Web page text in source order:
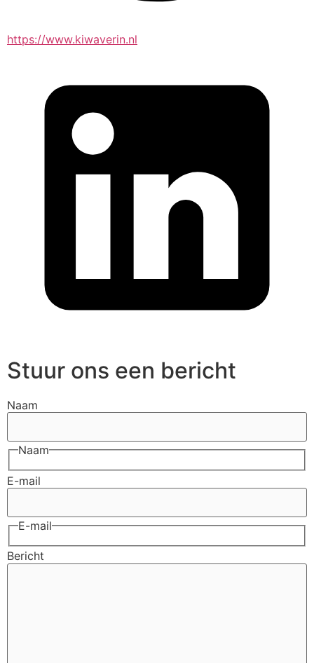
https://www.kiwaverin.nl
Stuur ons een bericht
Naam
Naam
E-mail
E-mail
Bericht